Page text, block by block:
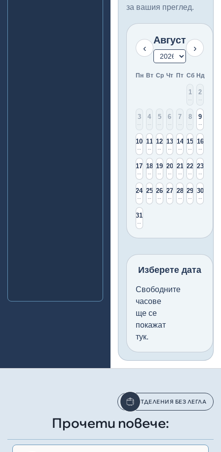
за вашия преглед.
‹
Август
›
Пн Вт Ср Чт Пт Сб Нд
1 2
3 4 5 6 7 8 9
10 11 12 13 14 15 16
17 18 19 20 21 22 23
24 25 26 27 28 29 30
31
Изберете дата
Свободните
часове
ще се
покажат
тук.
Прочети повече:
ОТДЕЛЕНИЯ БЕЗ ЛЕГЛА